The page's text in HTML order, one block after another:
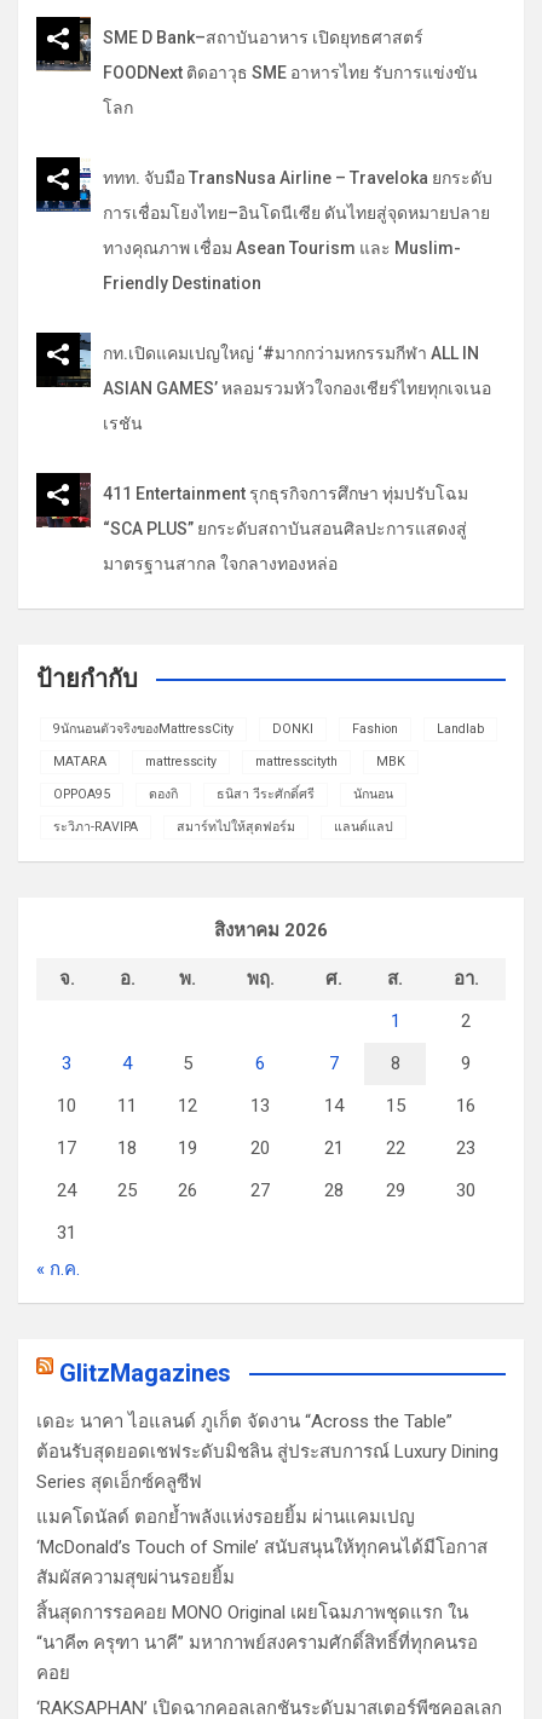
SME D Bank–สถาบันอาหาร เปิดยุทธศาสตร์
FOODNext ติดอาวุธ SME อาหารไทย รับการแข่งขัน
โลก
ททท. จับมือ TransNusa Airline – Traveloka ยกระดับ
การเชื่อมโยงไทย–อินโดนีเซีย ดันไทยสู่จุดหมายปลาย
ทางคุณภาพ เชื่อม Asean Tourism และ Muslim-
Friendly Destination
กท.เปิดแคมเปญใหญ่ ‘#มากกว่ามหกรรมกีฬา ALL IN
ASIAN GAMES’ หลอมรวมหัวใจกองเชียร์ไทยทุกเจเนอ
เรชัน
411 Entertainment รุกธุรกิจการศึกษา ทุ่มปรับโฉม
“SCA PLUS” ยกระดับสถาบันสอนศิลปะการแสดงสู่
มาตรฐานสากล ใจกลางทองหล่อ
ป้ายกำกับ
9นักนอนตัวจริงของMattressCity DONKI Fashion Landlab
MATARA mattresscity mattresscityth MBK
OPPOA95 ดองกิ ธนิสา วีระศักดิ์ศรี นักนอน
ระวิภา-RAVIPA สมาร์ทไปให้สุดฟอร์ม แลนด์แลป
สิงหาคม 2026
จ. อ. พ. พฤ. ศ. ส.
อา.
1
2
3
4 5 6 7 8
9
10
11 12 13 14 15
16
17
18 19 20 21 22
23
24
25 26 27 28 29
30
31
« ก.ค.
GlitzMagazines
เดอะ นาคา ไอแลนด์ ภูเก็ต จัดงาน “Across the Table”
ต้อนรับสุดยอดเชฟระดับมิชลิน สู่ประสบการณ์ Luxury Dining
Series สุดเอ็กซ์คลูซีฟ
แมคโดนัลด์ ตอกย้ำพลังแห่งรอยยิ้ม ผ่านแคมเปญ
‘McDonald’s Touch of Smile’ สนับสนุนให้ทุกคนได้มีโอกาส
สัมผัสความสุขผ่านรอยยิ้ม
สิ้นสุดการรอคอย MONO Original เผยโฉมภาพชุดแรก ใน
“นาคี๓ ครุฑา นาคี” มหากาพย์สงครามศักดิ์สิทธิ์ที่ทุกคนรอ
คอย
‘RAKSAPHAN’ เปิดฉากคอลเลกชันระดับมาสเตอร์พีซคอลเลก